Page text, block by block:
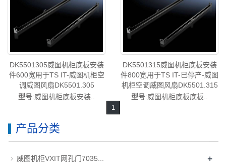
DK5501305威图机柜底板安装
件600宽用于TS IT-威图机柜空
调威图风扇DK5501.305
型号:威图机柜底板安装..
DK5501315威图机柜底板安装
件800宽用于TS IT-已停产-威图
机柜空调威图风扇DK5501.315
型号:威图机柜底板底板..
1
产品分类
威图机柜VXIT网孔门7035... +